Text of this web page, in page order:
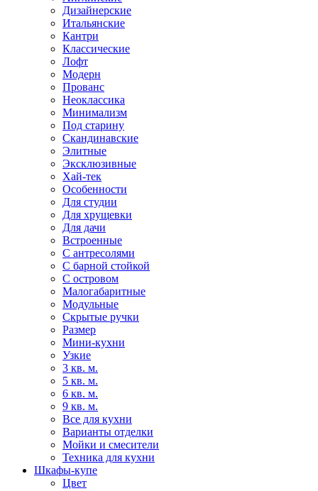
Дизайнерские
Итальянские
Кантри
Классические
Лофт
Модерн
Прованс
Неоклассика
Минимализм
Под старину
Скандинавские
Элитные
Эксклюзивные
Хай-тек
Особенности
Для студии
Для хрущевки
Для дачи
Встроенные
С антресолями
С барной стойкой
С островом
Малогабаритные
Модульные
Скрытые ручки
Размер
Мини-кухни
Узкие
3 кв. м.
5 кв. м.
6 кв. м.
9 кв. м.
Все для кухни
Варианты отделки
Мойки и смесители
Техника для кухни
Шкафы-купе
Цвет